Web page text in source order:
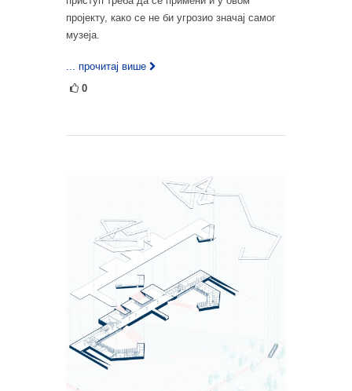
пројекту, како се не би угрозио значај самог
музеја.
... прочитај више
0